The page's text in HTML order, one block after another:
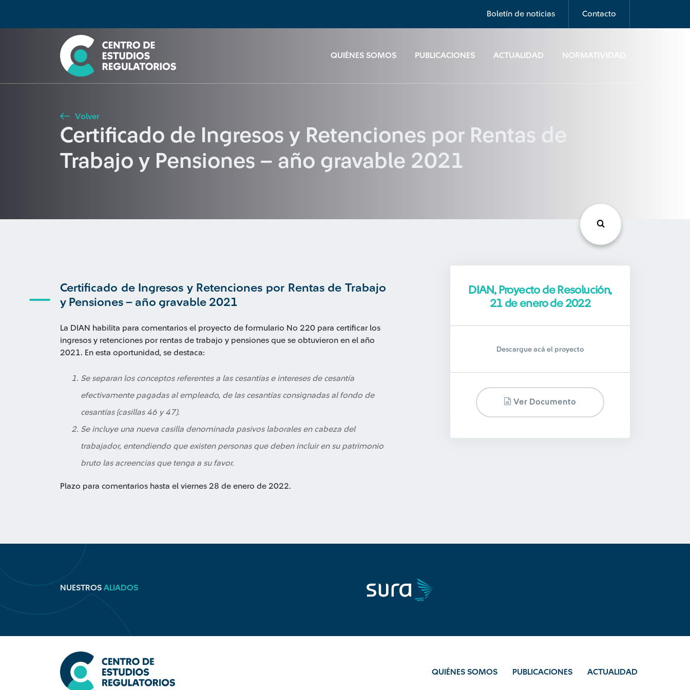
Boletín de noticias Contacto
QUIÉNES SOMOS PUBLICACIONES ACTUALIDAD NORMATIVIDAD
Seleccione país
Buscar
Volver
Certificado de Ingresos y Retenciones por Rentas de
Trabajo y Pensiones – año gravable 2021
Certificado de Ingresos y Retenciones por Rentas de Trabajo
y Pensiones – año gravable 2021
La DIAN habilita para comentarios el proyecto de formulario No 220 para certificar los
ingresos y retenciones por rentas de trabajo y pensiones que se obtuvieron en el año
2021. En esta oportunidad, se destaca:
Se separan los conceptos referentes a las cesantías e intereses de cesantía
efectivamente pagadas al empleado, de las cesantías consignadas al fondo de
cesantías (casillas 46 y 47).
Se incluye una nueva casilla denominada pasivos laborales en cabeza del
trabajador, entendiendo que existen personas que deben incluir en su patrimonio
bruto las acreencias que tenga a su favor.
Plazo para comentarios hasta el viernes 28 de enero de 2022.
DIAN, Proyecto de Resolución,
21 de enero de 2022
Descargue acá el proyecto
Ver Documento
NUESTROS ALIADOS
QUIÉNES SOMOS PUBLICACIONES ACTUALIDAD